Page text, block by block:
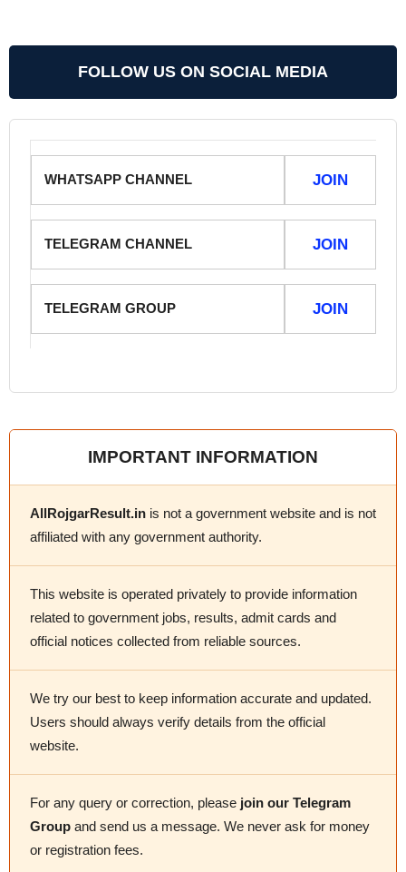
FOLLOW US ON SOCIAL MEDIA
WHATSAPP CHANNEL JOIN
TELEGRAM CHANNEL JOIN
TELEGRAM GROUP JOIN
IMPORTANT INFORMATION
AllRojgarResult.in is not a government website and is not
affiliated with any government authority.
This website is operated privately to provide information
related to government jobs, results, admit cards and
official notices collected from reliable sources.
We try our best to keep information accurate and updated.
Users should always verify details from the official
website.
For any query or correction, please join our Telegram
Group and send us a message. We never ask for money
or registration fees.